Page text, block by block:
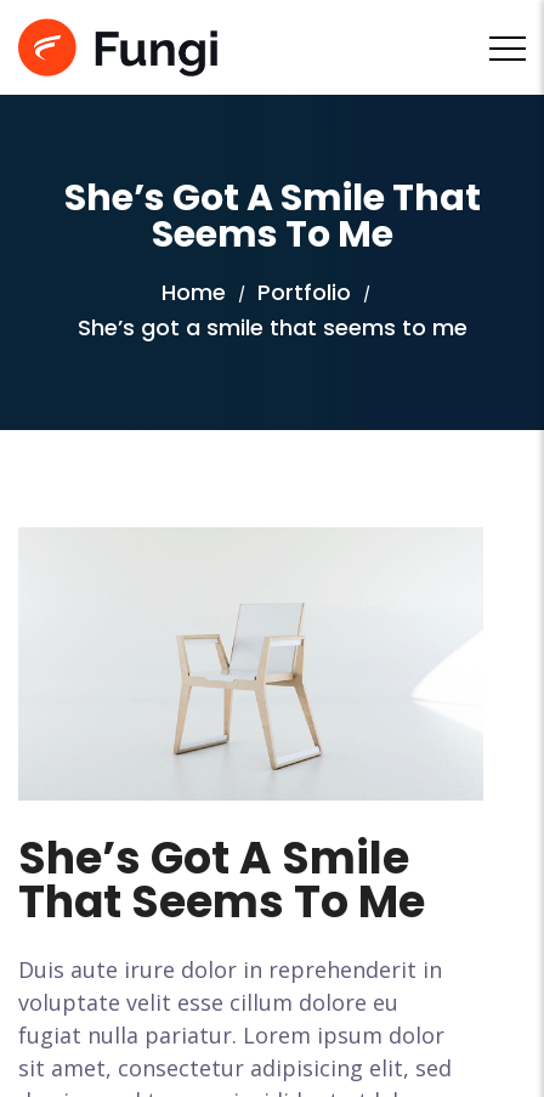
She’s Got A Smile That
Seems To Me
Home / Portfolio /
She’s got a smile that seems to me
She’s Got A Smile
That Seems To Me
Duis aute irure dolor in reprehenderit in
voluptate velit esse cillum dolore eu
fugiat nulla pariatur. Lorem ipsum dolor
sit amet, consectetur adipisicing elit, sed